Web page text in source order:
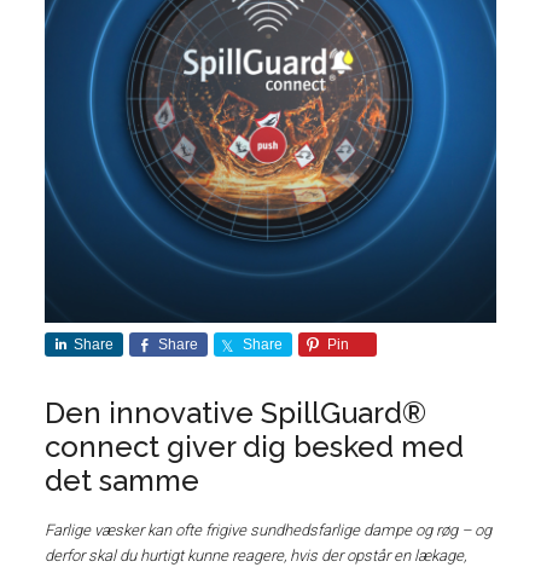
Share Share Share Pin
Den innovative SpillGuard®
connect giver dig besked med
det samme
Farlige væsker kan ofte frigive sundhedsfarlige dampe og røg – og
derfor skal du hurtigt kunne reagere, hvis der opstår en lækage,